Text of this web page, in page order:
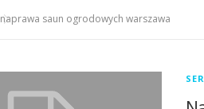
naprawa saun ogrodowych warszawa